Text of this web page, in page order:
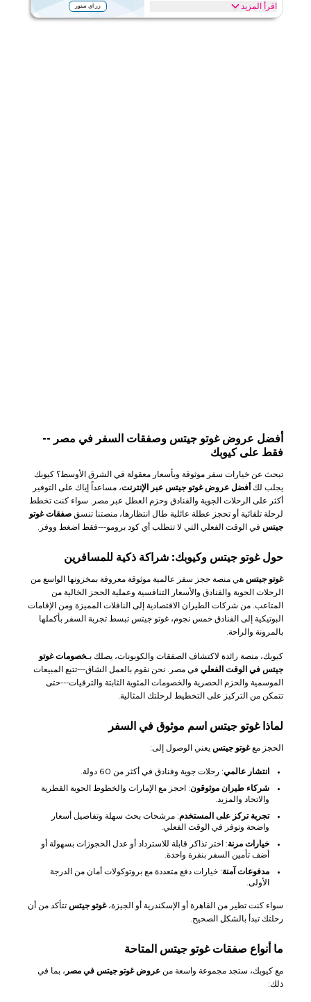
اقرأ المزيد زر اي ستور
عروض حصرية تصل إلى 30% على غوتو جيتس. وفر على االسفر من خلال
أفضل عروض غوتو جيتس وصفقات السفر في مصر --
فقط على كيوبك
تبحث عن خيارات سفر موثوقة وبأسعار معقولة في الشرق الأوسط؟ كيوبك
يجلب لك أفضل عروض غوتو جيتس عبر الإنترنت، مساعداً إياك على التوفير
أكثر على الرحلات الجوية والفنادق وحزم العطل عبر مصر. سواء كنت تخطط
لرحلة تلقائية أو تحجز عطلة عائلية طال انتظارها، منصتنا تنسق صفقات غوتو
جيتس في الوقت الفعلي التي لا تتطلب أي كود برومو---فقط اضغط ووفر.
حول غوتو جيتس وكيوبك: شراكة ذكية للمسافرين
غوتو جيتس هي منصة حجز سفر عالمية موثوقة معروفة بمخزونها الواسع من
الرحلات الجوية والفنادق والأسعار التنافسية وعملية الحجز الخالية من
المتاعب. من شركات الطيران الاقتصادية إلى الناقلات المميزة ومن الإقامات
البوتيكية إلى الفنادق خمس نجوم، غوتو جيتس تبسط تجربة السفر بأكملها
بالمرونة والراحة.
كيوبك، منصة رائدة لاكتشاف الصفقات والكوبونات، يصلك بـخصومات غوتو
جيتس في الوقت الفعلي في مصر. نحن نقوم بالعمل الشاق---تتبع المبيعات
الموسمية والحزم الحصرية والخصومات المئوية الثابتة والترقيات---حتى
تتمكن من التركيز على التخطيط لرحلتك المثالية.
لماذا غوتو جيتس اسم موثوق في السفر
الحجز معغوتو جيتس يعني الوصول إلى:
انتشار عالمي: رحلات جوية وفنادق في أكثر من 60 دولة.
شركاء طيران موثوقون: احجز مع الإمارات والخطوط الجوية القطرية
والاتحاد والمزيد.
تجربة تركز على المستخدم: مرشحات بحث سهلة وتفاصيل أسعار
واضحة وتوفر في الوقت الفعلي.
خيارات مرنة: اختر تذاكر قابلة للاسترداد أو عدل الحجوزات بسهولة أو
أضف تأمين السفر بنقرة واحدة.
مدفوعات آمنة: خيارات دفع متعددة مع بروتوكولات أمان من الدرجة
الأولى.
سواء كنت تطير من القاهرة أو الإسكندرية أو الجيزة،غوتو جيتس تتأكد من أن
رحلتك تبدأ بالشكل الصحيح.
ما أنواع صفقات غوتو جيتس المتاحة
مع كيوبك، ستجد مجموعة واسعة من عروض غوتو جيتس في مصر ، بما في
ذلك: